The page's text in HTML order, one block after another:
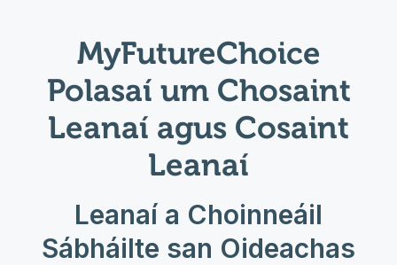
MyFutureChoice
Polasaí um Chosaint
Leanaí agus Cosaint
Leanaí
Leanaí a Choinneáil
Sábháilte san Oideachas